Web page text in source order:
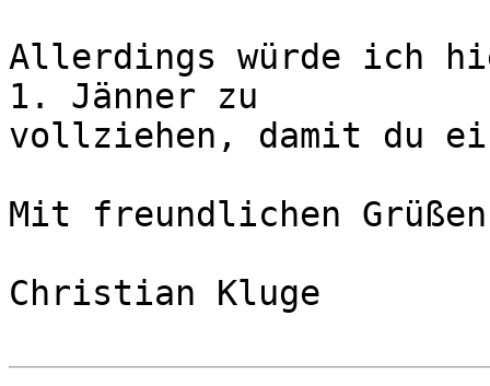
Allerdings würde ich
1. Jänner zu
vollziehen, damit du
Mit freundlichen Grüßen
Christian Kluge